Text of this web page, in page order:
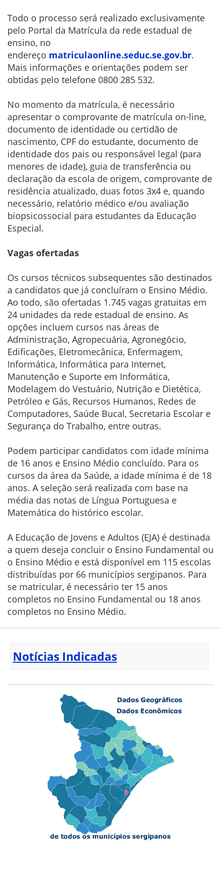
Todo o processo será realizado exclusivamente
pelo Portal da Matrícula da rede estadual de
ensino, no
endereço matriculaonline.seduc.se.gov.br.
Mais informações e orientações podem ser
obtidas pelo telefone 0800 285 532.
No momento da matrícula, é necessário
apresentar o comprovante de matrícula on-line,
documento de identidade ou certidão de
nascimento, CPF do estudante, documento de
identidade dos pais ou responsável legal (para
menores de idade), guia de transferência ou
declaração da escola de origem, comprovante de
residência atualizado, duas fotos 3x4 e, quando
necessário, relatório médico e/ou avaliação
biopsicossocial para estudantes da Educação
Especial.
Vagas ofertadas
Os cursos técnicos subsequentes são destinados
a candidatos que já concluíram o Ensino Médio.
Ao todo, são ofertadas 1.745 vagas gratuitas em
24 unidades da rede estadual de ensino. As
opções incluem cursos nas áreas de
Administração, Agropecuária, Agronegócio,
Edificações, Eletromecânica, Enfermagem,
Informática, Informática para Internet,
Manutenção e Suporte em Informática,
Modelagem do Vestuário, Nutrição e Dietética,
Petróleo e Gás, Recursos Humanos, Redes de
Computadores, Saúde Bucal, Secretaria Escolar e
Segurança do Trabalho, entre outras.
Podem participar candidatos com idade mínima
de 16 anos e Ensino Médio concluído. Para os
cursos da área da Saúde, a idade mínima é de 18
anos. A seleção será realizada com base na
média das notas de Língua Portuguesa e
Matemática do histórico escolar.
A Educação de Jovens e Adultos (EJA) é destinada
a quem deseja concluir o Ensino Fundamental ou
o Ensino Médio e está disponível em 115 escolas
distribuídas por 66 municípios sergipanos. Para
se matricular, é necessário ter 15 anos
completos no Ensino Fundamental ou 18 anos
completos no Ensino Médio.
Notícias Indicadas